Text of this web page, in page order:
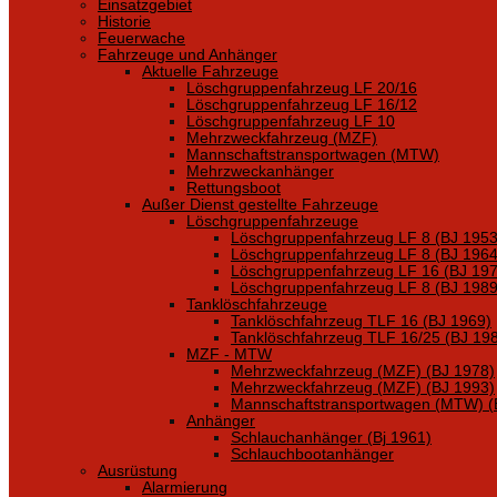
Einsatzgebiet
Historie
Feuerwache
Fahrzeuge und Anhänger
Aktuelle Fahrzeuge
Löschgruppenfahrzeug LF 20/16
Löschgruppenfahrzeug LF 16/12
Löschgruppenfahrzeug LF 10
Mehrzweckfahrzeug (MZF)
Mannschaftstransportwagen (MTW)
Mehrzweckanhänger
Rettungsboot
Außer Dienst gestellte Fahrzeuge
Löschgruppenfahrzeuge
Löschgruppenfahrzeug LF 8 (BJ
Löschgruppenfahrzeug LF 8 (BJ
Löschgruppenfahrzeug LF 16 (BJ
Löschgruppenfahrzeug LF 8 (BJ
Tanklöschfahrzeuge
Tanklöschfahrzeug TLF 16 (BJ 1969)
Tanklöschfahrzeug TLF 16/25 (BJ
MZF - MTW
Mehrzweckfahrzeug (MZF) (BJ 1978)
Mehrzweckfahrzeug (MZF) (BJ 1993)
Mannschaftstransportwagen (MTW)
Anhänger
Schlauchanhänger (Bj 1961)
Schlauchbootanhänger
Ausrüstung
Alarmierung